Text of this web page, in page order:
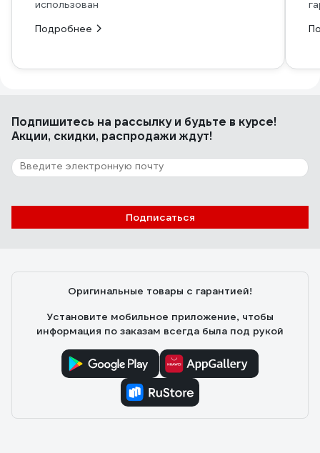
использован
Подробнее
Подпишитесь на рассылкуи будьте в курсе!
Акции, скидки, распродажи ждут!
Подписаться
Оригинальные товары с гарантией!
Установите мобильное приложение, чтобы
информация по заказам всегда была под рукой